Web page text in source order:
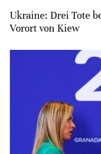
Ukraine: Drei Tote
Vorort von Kiew